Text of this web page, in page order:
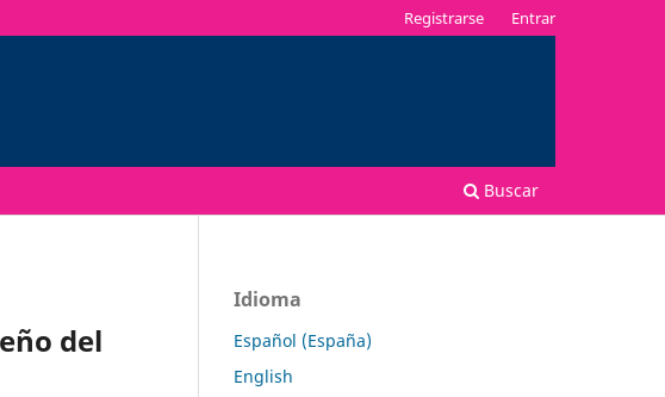
Buscar
Registrarse Entrar
del
Idioma
Español (España)
English